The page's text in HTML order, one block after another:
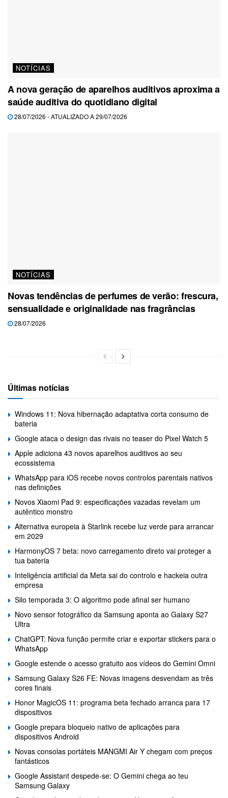
NOTÍCIAS
A nova geração de aparelhos auditivos aproxima a
saúde auditiva do quotidiano digital
28/07/2026 - ATUALIZADO A 29/07/2026
NOTÍCIAS
Novas tendências de perfumes de verão: frescura,
sensualidade e originalidade nas fragrâncias
28/07/2026
Últimas notícias
Windows 11: Nova hibernação adaptativa corta consumo de
bateria
Google ataca o design das rivais no teaser do Pixel Watch 5
Apple adiciona 43 novos aparelhos auditivos ao seu
ecossistema
WhatsApp para iOS recebe novos controlos parentais nativos
nas definições
Novos Xiaomi Pad 9: especificações vazadas revelam um
autêntico monstro
Alternativa europeia à Starlink recebe luz verde para arrancar
em 2029
HarmonyOS 7 beta: novo carregamento direto vai proteger a
tua bateria
Inteligência artificial da Meta sai do controlo e hackeia outra
empresa
Silo temporada 3: O algoritmo pode afinal ser humano
Novo sensor fotográfico da Samsung aponta ao Galaxy S27
Ultra
ChatGPT: Nova função permite criar e exportar stickers para o
WhatsApp
Google estende o acesso gratuito aos vídeos do Gemini Omni
Samsung Galaxy S26 FE: Novas imagens desvendam as três
cores finais
Honor MagicOS 11: programa beta fechado arranca para 17
dispositivos
Google prepara bloqueio nativo de aplicações para
dispositivos Android
Novas consolas portáteis MANGMI Air Y chegam com preços
fantásticos
Google Assistant despede-se: O Gemini chega ao teu
Samsung Galaxy